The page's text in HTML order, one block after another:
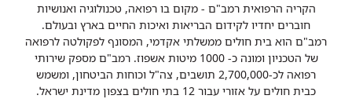
הקריה הרפואית רמב"ם - מקום בו רפואה, טכנולוגיה ואנושיות
חוברים יחדיו לקידום הבריאות ואיכות החיים בארץ ובעולם.
רמב"ם הוא בית חולים ממשלתי אקדמי, המסונף לפקולטה לרפואה
של הטכניון ומונה כ- 1000 מיטות אשפוז. רמב"ם מספק שירותי
רפואה לכ-2,700,000 תושבים, צה"ל וכוחות הביטחון, ומשמש
כבית חולים על אזורי עבור 12 בתי חולים בצפון מדינת ישראל.